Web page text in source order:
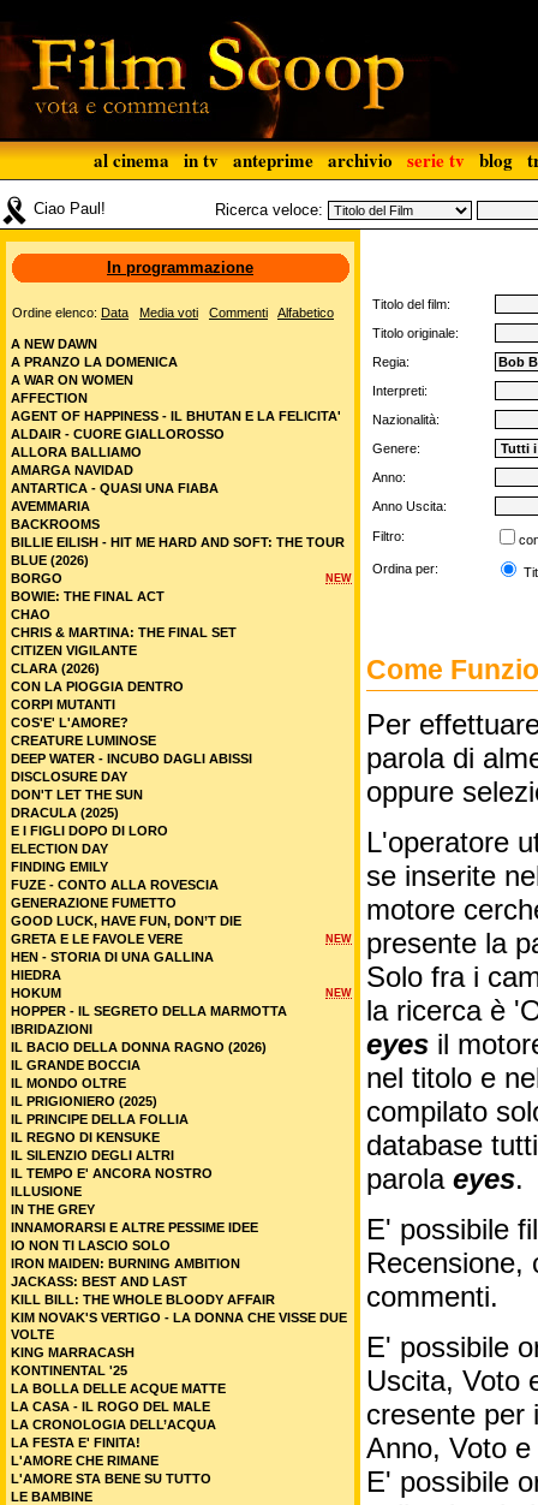
al cinema in tv anteprime archivio serie tv blog
Ciao Paul! Ricerca veloce:
Titolo del film:
Titolo originale:
Regia:
Interpreti:
Nazionalità:
Genere:
Anno:
Anno Uscita:
Filtro:
Ordina per:
Come
Per
parola di
oppure
L'operatore
se inserite
motore
presente la
Solo fra i
la ricerca è
eyes il
nel titolo e
compilato
database
parola eyes.
E' possibile
Recensione,
commenti.
E' possibile
Uscita, Voto
cresente per
Anno, Voto
E' possibile
In programmazione
Ordine elenco: Data Media voti Commenti Alfabetico
A NEW DAWN
A PRANZO LA DOMENICA
A WAR ON WOMEN
AFFECTION
AGENT OF HAPPINESS - IL BHUTAN E LA FELICITA'
ALDAIR - CUORE GIALLOROSSO
ALLORA BALLIAMO
AMARGA NAVIDAD
ANTARTICA - QUASI UNA FIABA
AVEMMARIA
BACKROOMS
BILLIE EILISH - HIT ME HARD AND SOFT: THE TOUR
BLUE (2026)
NEW
BORGO
BOWIE: THE FINAL ACT
CHAO
CHRIS & MARTINA: THE FINAL SET
CITIZEN VIGILANTE
CLARA (2026)
CON LA PIOGGIA DENTRO
CORPI MUTANTI
COS'E' L'AMORE?
CREATURE LUMINOSE
DEEP WATER - INCUBO DAGLI ABISSI
DISCLOSURE DAY
DON'T LET THE SUN
DRACULA (2025)
E I FIGLI DOPO DI LORO
ELECTION DAY
FINDING EMILY
FUZE - CONTO ALLA ROVESCIA
GENERAZIONE FUMETTO
GOOD LUCK, HAVE FUN, DON’T DIE
NEW
GRETA E LE FAVOLE VERE
HEN - STORIA DI UNA GALLINA
HIEDRA
NEW
HOKUM
HOPPER - IL SEGRETO DELLA MARMOTTA
IBRIDAZIONI
IL BACIO DELLA DONNA RAGNO (2026)
IL GRANDE BOCCIA
IL MONDO OLTRE
IL PRIGIONIERO (2025)
IL PRINCIPE DELLA FOLLIA
IL REGNO DI KENSUKE
IL SILENZIO DEGLI ALTRI
IL TEMPO E' ANCORA NOSTRO
ILLUSIONE
IN THE GREY
INNAMORARSI E ALTRE PESSIME IDEE
IO NON TI LASCIO SOLO
IRON MAIDEN: BURNING AMBITION
JACKASS: BEST AND LAST
KILL BILL: THE WHOLE BLOODY AFFAIR
KIM NOVAK'S VERTIGO - LA DONNA CHE VISSE DUE
VOLTE
KING MARRACASH
KONTINENTAL '25
LA BOLLA DELLE ACQUE MATTE
LA CASA - IL ROGO DEL MALE
LA CRONOLOGIA DELL’ACQUA
LA FESTA E' FINITA!
L'AMORE CHE RIMANE
L'AMORE STA BENE SU TUTTO
LE BAMBINE